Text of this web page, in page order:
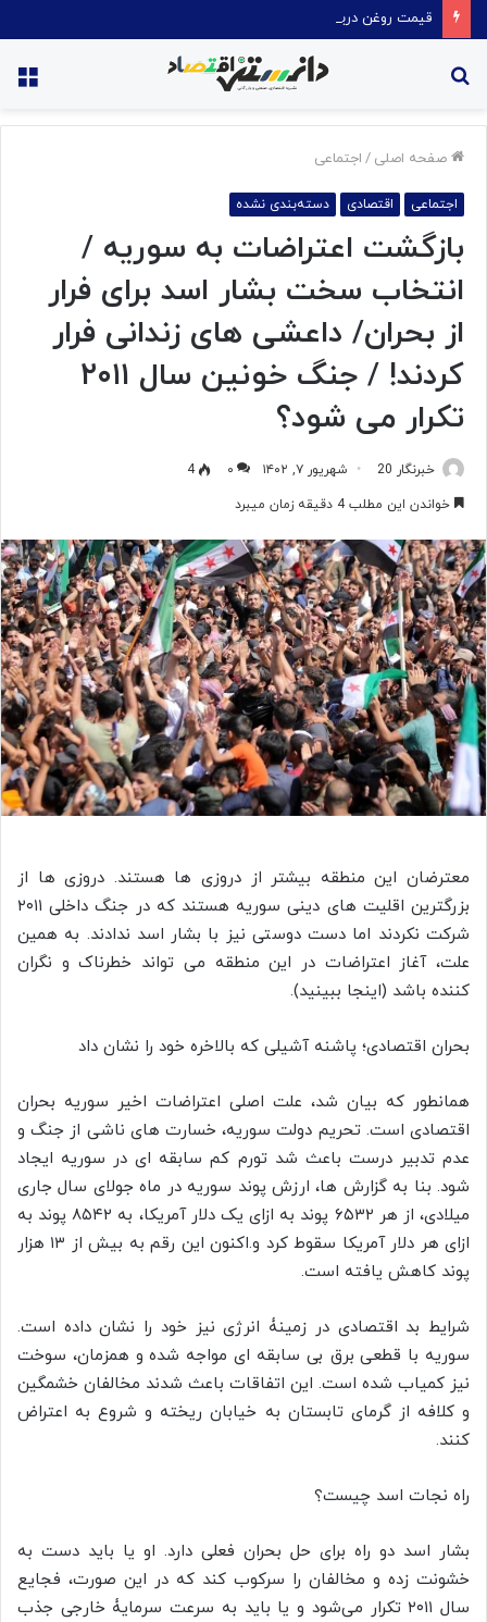
قیمت روغن دریکسال رکورد زد
صفحه اصلی / اجتماعی
اجتماعی اقتصادی دسته‌بندی نشده
بازگشت اعتراضات به سوریه /
انتخاب سخت بشار اسد برای فرار
از بحران/ داعشی های زندانی فرار
کردند! / جنگ خونین سال ۲۰۱۱
تکرار می شود؟
خبرنگار 20 شهریور ۷, ۱۴۰۲ ۰
4
خواندن این مطلب 4 دقیقه زمان میبرد
معترضان این منطقه بیشتر از دروزی ها هستند. دروزی ها از
بزرگترین اقلیت های دینی سوریه هستند که در جنگ داخلی ۲۰۱۱
شرکت نکردند اما دست دوستی نیز با بشار اسد ندادند. به همین
علت، آغاز اعتراضات در این منطقه می تواند خطرناک و نگران
کننده باشد (اینجا ببینید).
بحران اقتصادی؛ پاشنه آشیلی که بالاخره خود را نشان داد
همانطور که بیان شد، علت اصلی اعتراضات اخیر سوریه بحران
اقتصادی است. تحریم دولت سوریه، خسارت های ناشی از جنگ و
عدم تدبیر درست باعث شد تورم کم سابقه ای در سوریه ایجاد
شود. بنا به گزارش ها، ارزش پوند سوریه در ماه جولای سال جاری
میلادی، از هر ۶۵۳۲ پوند به ازای یک دلار آمریکا، به ۸۵۴۲ پوند به
ازای هر دلار آمریکا سقوط کرد و.اکنون این رقم به بیش از ۱۳ هزار
پوند کاهش یافته است.
شرایط بد اقتصادی در زمینۀ انرژی نیز خود را نشان داده است.
سوریه با قطعی برق بی سابقه ای مواجه شده و همزمان، سوخت
نیز کمیاب شده است. این اتفاقات باعث شدند مخالفان خشمگین
و کلافه از گرمای تابستان به خیابان ریخته و شروع به اعتراض
کنند.
راه نجات اسد چیست؟
بشار اسد دو راه برای حل بحران فعلی دارد. او یا باید دست به
خشونت زده و مخالفان را سرکوب کند که در این صورت، فجایع
سال ۲۰۱۱ تکرار می‌شود و یا باید به سرعت سرمایۀ خارجی جذب